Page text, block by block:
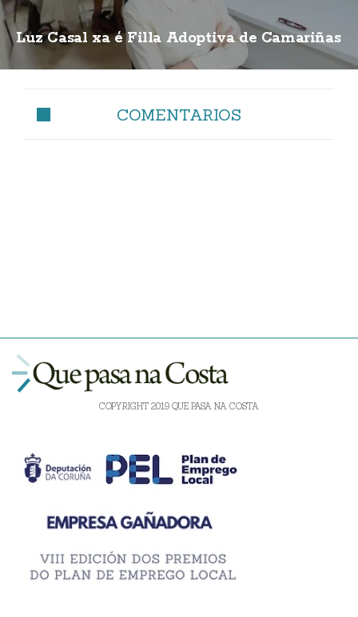
Luz Casal xa é Filla Adoptiva de Camariñas
COMENTARIOS
COPYRIGHT 2019 QUE PASA NA COSTA